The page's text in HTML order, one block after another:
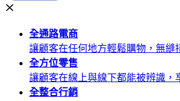
全通路電商
讓顧客在任何地方輕鬆購物，無縫
全方位零售
讓顧客在線上與線下都能被辨識，
全整合行銷